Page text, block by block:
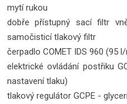
mytí rukou
dobře přístupný sací filtr
samočisticí tlakový filtr
čerpadlo COMET IDS 960 (95
elektrické ovládání postřiku
nastavení tlaku)
tlakový regulátor GCPE -